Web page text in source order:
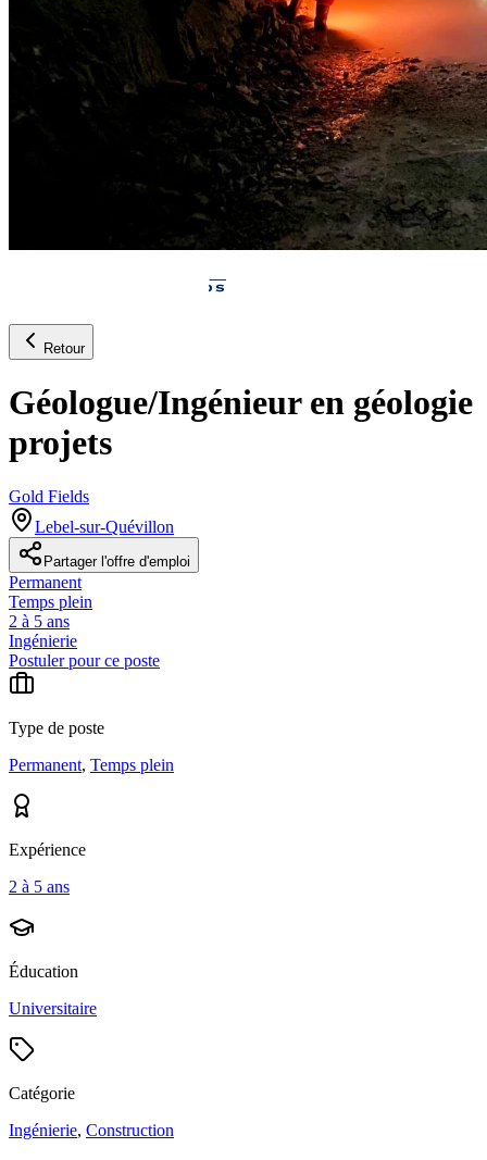
Retour
Géologue/Ingénieur en géologie
projets
Gold Fields
Lebel-sur-Quévillon
Partager l'offre d'emploi
Permanent
Temps plein
2 à 5 ans
Ingénierie
Postuler pour ce poste
Type de poste
Permanent, Temps plein
Expérience
2 à 5 ans
Éducation
Universitaire
Catégorie
Ingénierie, Construction